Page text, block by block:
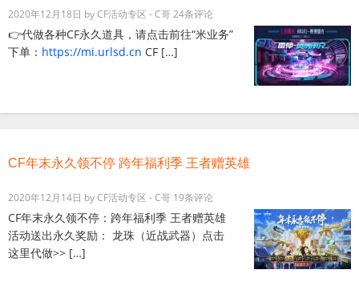
2020年12月18日 byCF活动专区 - C哥24条评论
👉代做各种CF永久道具，请点击前往“米业务”
下单： https://mi.urlsd.cn CF […]
CF年末永久领不停 跨年福利季 王者赠英雄
2020年12月14日 byCF活动专区 - C哥 19条评论
CF年末永久领不停：跨年福利季 王者赠英雄
活动送出永久奖励： 龙珠（近战武器）点击
这里代做>> […]